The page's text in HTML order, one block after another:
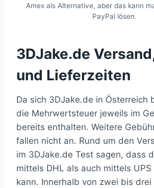
Amex als Alternative, aber das kann
PayPal lösen.
3DJake.de
und Lieferzeiten
Da sich 3DJake.de in Österreich
die Mehrwertsteuer jeweils im
bereits enthalten. Weitere
fallen nicht an. Rund um den
im 3DJake.de Test sagen, dass
mittels DHL als auch mittels
kann. Innerhalb von zwei bis drei